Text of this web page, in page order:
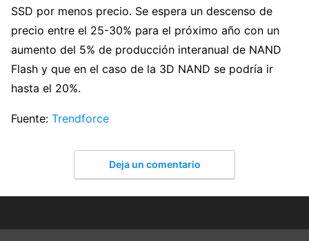
SSD por menos precio. Se espera un descenso de
precio entre el 25-30% para el próximo año con un
aumento del 5% de producción interanual de NAND
Flash y que en el caso de la 3D NAND se podría ir
hasta el 20%.
Fuente: Trendforce
Deja un comentario